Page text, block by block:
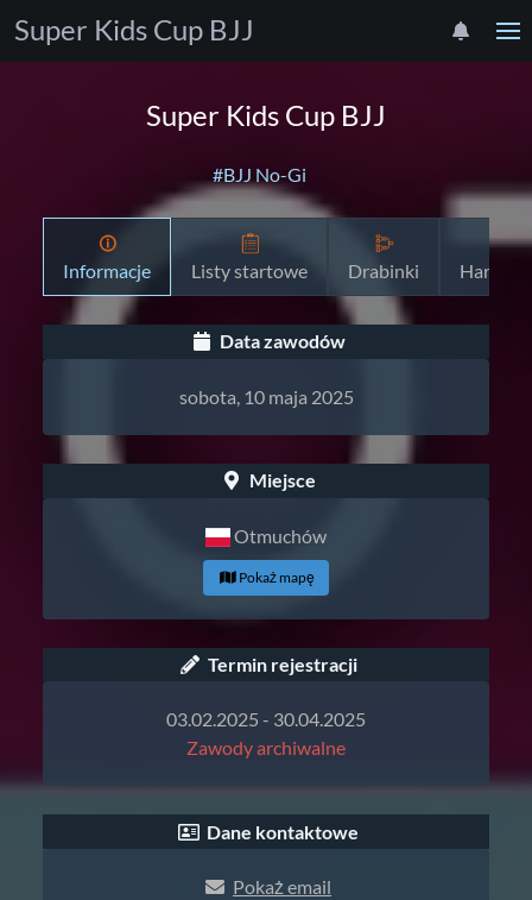
Super Kids Cup BJJ
Super Kids Cup BJJ
#BJJ No-Gi
Informacje Listy startowe Drabinki
Data zawodów
sobota, 10 maja 2025
Miejsce
Otmuchów
Pokaż mapę
Termin rejestracji
03.02.2025 - 30.04.2025
Zawody archiwalne
Dane kontaktowe
Pokaż email